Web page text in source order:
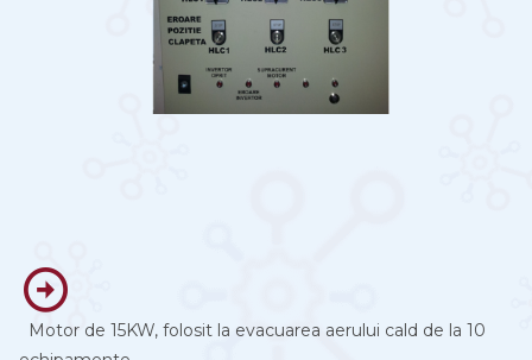
Motor de 15KW, folosit la evacuarea aerului cald de la 10